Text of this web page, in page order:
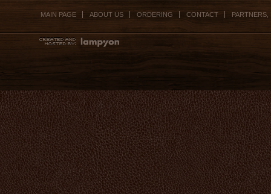
MAIN PAGE ABOUT US ORDERING CONTACT PARTNERS,